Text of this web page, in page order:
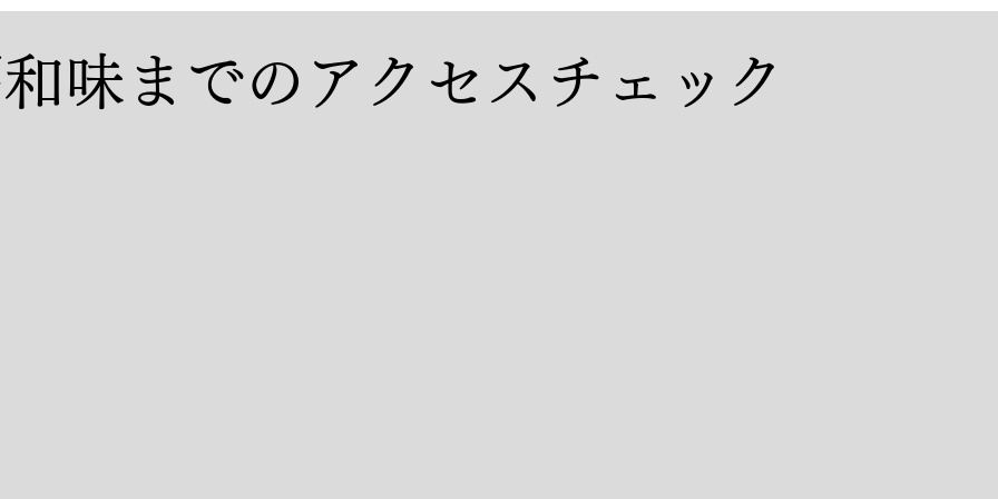
味までのアクセスチェック